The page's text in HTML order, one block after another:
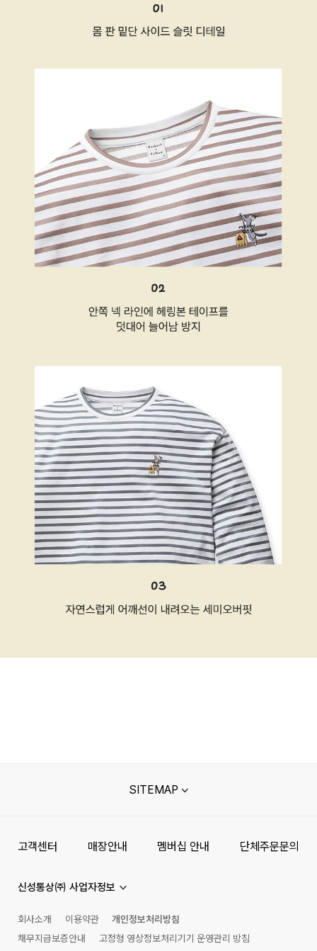
SITEMAP
고객센터 매장안내 멤버십 안내 단체주문문의
신성통상㈜ 사업자정보
회사소개 이용약관
개인정보처리방침
채무지급보증안내
고정형 영상정보처리기기 운영관리 방침